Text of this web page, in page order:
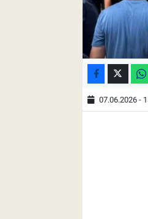
07.06.2026 -
Tahıllar ve Baklagiller